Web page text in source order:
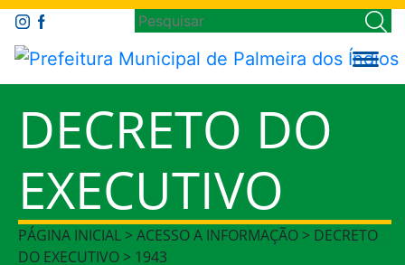
DECRETO DO
EXECUTIVO
PÁGINA INICIAL > ACESSO A INFORMAÇÃO > DECRETO
DO EXECUTIVO > 1943